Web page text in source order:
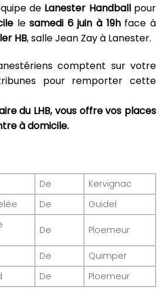
de Lanester Handballpour
lesamedi 6 juin à 19hface à
HB, salle Jean Zay à Lanester.
comptent sur votre
pour remporter cette
du LHB, vous offre vos places
à domicile.
De
Kervignac
De Guidel
De Ploemeur
De
Quimper
De Ploemeur